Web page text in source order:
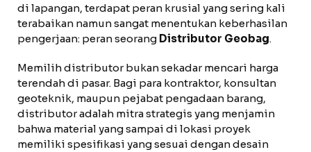
di lapangan, terdapat peran krusial yang sering kali
terabaikan namun sangat menentukan keberhasilan
pengerjaan: peran seorang Distributor Geobag.
Memilih distributor bukan sekadar mencari harga
terendah di pasar. Bagi para kontraktor, konsultan
geoteknik, maupun pejabat pengadaan barang,
distributor adalah mitra strategis yang menjamin
bahwa material yang sampai di lokasi proyek
memiliki spesifikasi yang sesuai dengan desain